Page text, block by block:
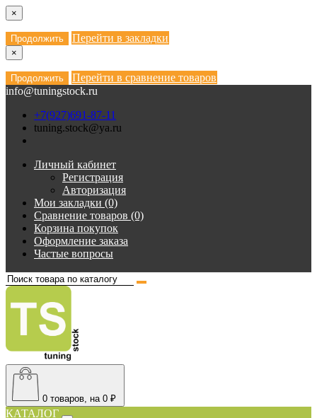
×
Продолжить Перейти в закладки
×
Продолжить
Перейти в сравнение товаров
info@tuningstock.ru
+7(927)691-87-11
tuning.stock@ya.ru
Личный кабинет
Регистрация
Авторизация
Мои закладки (0)
Сравнение товаров (0)
Корзина покупок
Оформление заказа
Частые вопросы
0 товаров, на 0 ₽
КАТАЛОГ